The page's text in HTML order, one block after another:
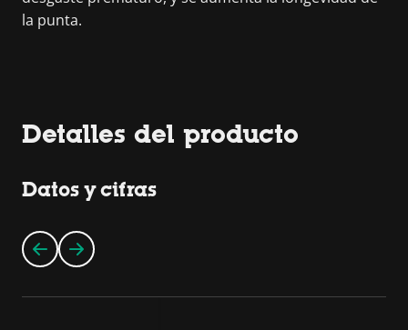
la punta.
Detalles del producto
Datos y cifras